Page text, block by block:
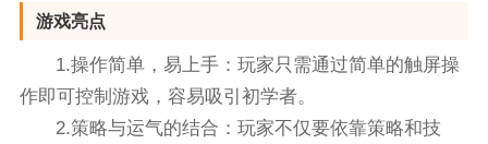
游戏亮点
1.操作简单，易上手：玩家只需通过简单的触屏操
作即可控制游戏，容易吸引初学者。
2.策略与运气的结合：玩家不仅要依靠策略和技